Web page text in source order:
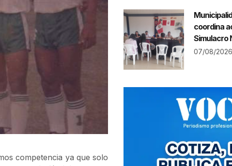
competencia ya que solo
coordina
Simulacro
07/08/2026